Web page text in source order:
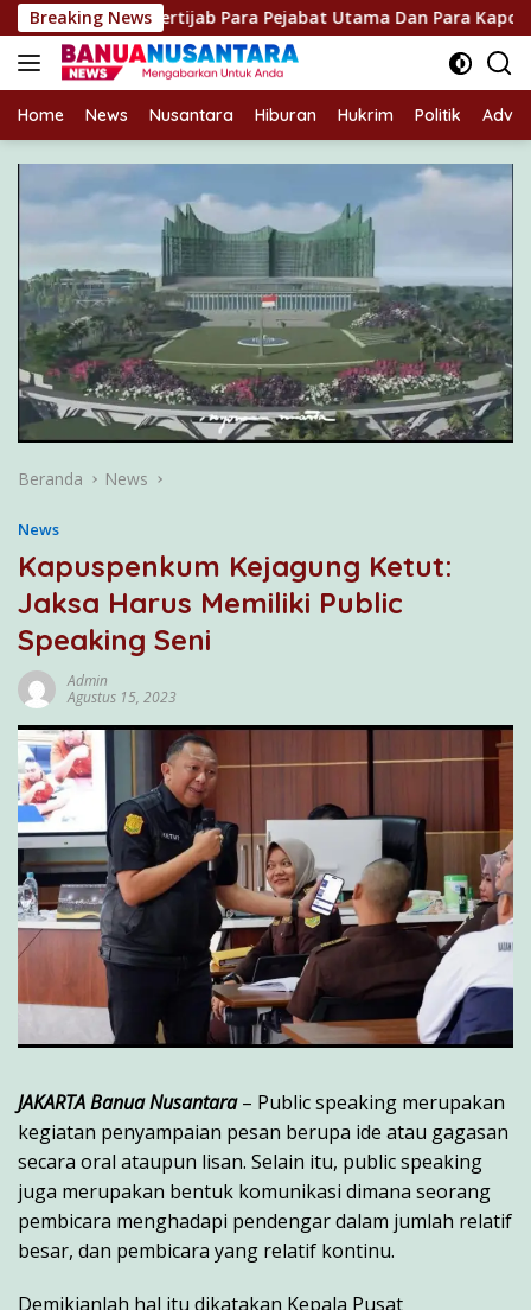
Langsung
ke
konten
Breaking News
Sertijab Para Pejabat Utama Dan Para Kapolres Jajaran
Home News Nusantara Hiburan Hukrim Politik
Beranda News
News
Kapuspenkum Kejagung Ketut:
Jaksa Harus Memiliki Public
Speaking Seni
Admin
Agustus 15, 2023
JAKARTA Banua Nusantara– Public speaking merupakan
kegiatan penyampaian pesan berupa ide atau gagasan
secara oral ataupun lisan. Selain itu, public speaking
juga merupakan bentuk komunikasi dimana seorang
pembicara menghadapi pendengar dalam jumlah relatif
besar, dan pembicara yang relatif kontinu.
Demikianlah hal itu dikatakan Kepala Pusat